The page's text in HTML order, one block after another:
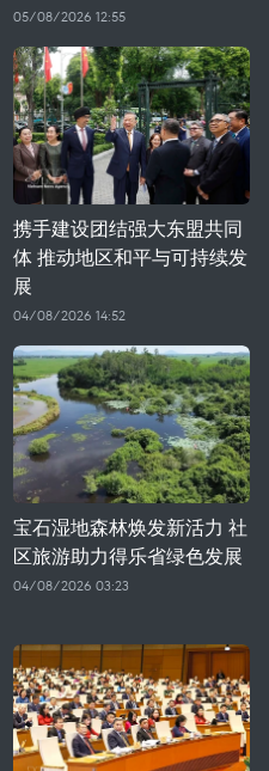
05/08/2026 12:55
携手建设团结强大东盟共同
体 推动地区和平与可持续发
展
04/08/2026 14:52
宝石湿地森林焕发新活力 社
区旅游助力得乐省绿色发展
04/08/2026 03:23